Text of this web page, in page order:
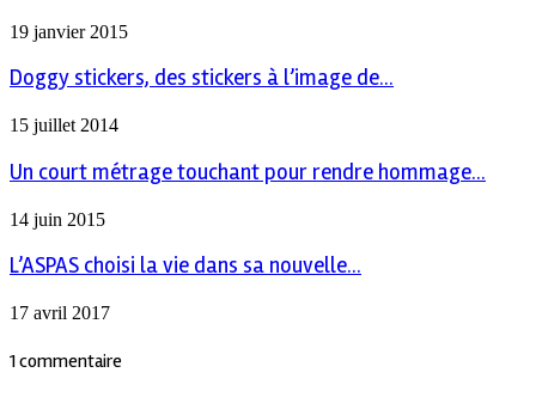
19 janvier 2015
Doggy stickers, des stickers à l’image de...
15 juillet 2014
Un court métrage touchant pour rendre hommage...
14 juin 2015
L’ASPAS choisi la vie dans sa nouvelle...
17 avril 2017
1 commentaire